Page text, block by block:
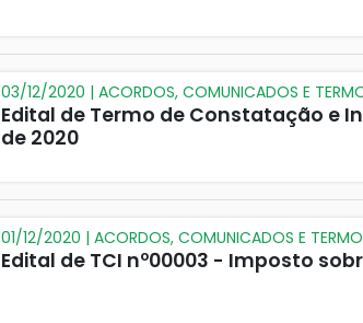
03/12/2020 | ACORDOS, COMUNICADOS E
Edital de Termo de Constatação e
de 2020
01/12/2020 | ACORDOS, COMUNICADOS E
Edital de TCI nº00003 - Imposto